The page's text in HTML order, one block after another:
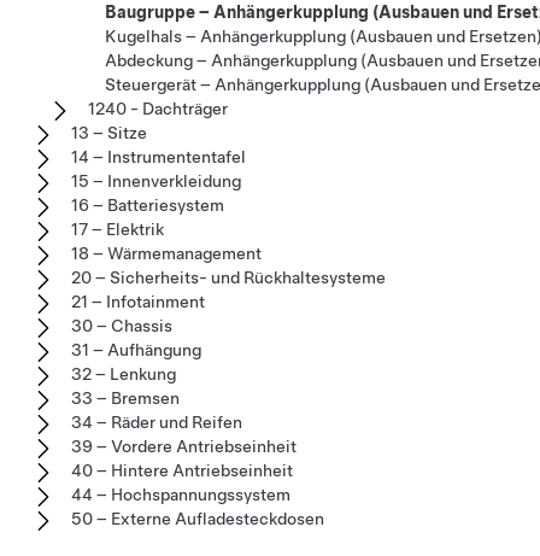
Baugruppe – Anhängerkupplung (Ausbauen und
Kugelhals – Anhängerkupplung (Ausbauen und
Abdeckung – Anhängerkupplung (Ausbauen und
Steuergerät – Anhängerkupplung (Ausbauen und
1240 - Dachträger
13 – Sitze
14 – Instrumententafel
15 – Innenverkleidung
16 – Batteriesystem
17 – Elektrik
18 – Wärmemanagement
20 – Sicherheits- und Rückhaltesysteme
21 – Infotainment
30 – Chassis
31 – Aufhängung
32 – Lenkung
33 – Bremsen
34 – Räder und Reifen
39 – Vordere Antriebseinheit
40 – Hintere Antriebseinheit
44 – Hochspannungssystem
50 – Externe Aufladesteckdosen